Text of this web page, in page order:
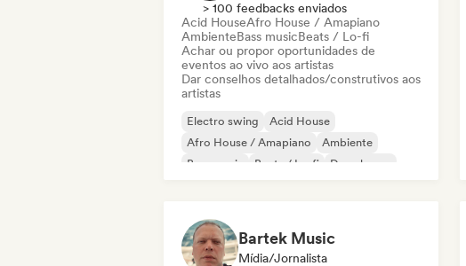
> 100 feedbacks enviados
Acid HouseAfro House / Amapiano
AmbienteBass musicBeats / Lo-fi
Achar ou propor oportunidades de
eventos ao vivo aos artistas
Dar conselhos detalhados/construtivos aos
artistas
Electro swing
Acid House
Afro House / Amapiano
Ambiente
Bass music
Beats / Lo-fi
Deep house
Bartek Music
Mídia/Jornalista